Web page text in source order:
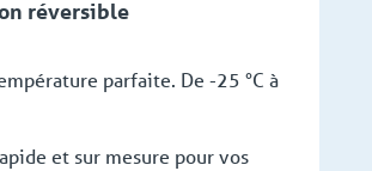
réversible
parfaite. De -25 °C à
et sur mesure pour vos